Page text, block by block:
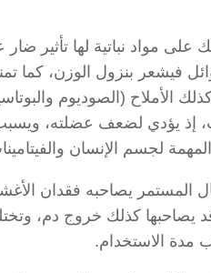
مواد نباتية لها تأثير ضار
فيشعر بنزول الوزن، كما
(الصوديوم
إذ يؤدي لضعف عضلته،
لجسم الإنسان
يصاحبه فقدان
يصاحبها كذلك خروج دم،
الاستخدام.